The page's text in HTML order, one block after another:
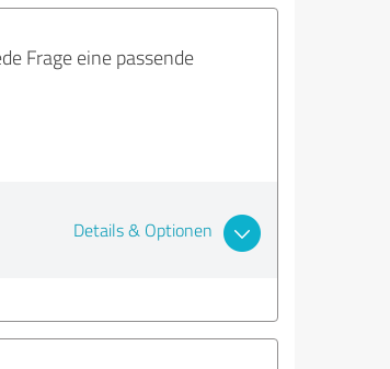
Frage eine passende
Details & Optionen